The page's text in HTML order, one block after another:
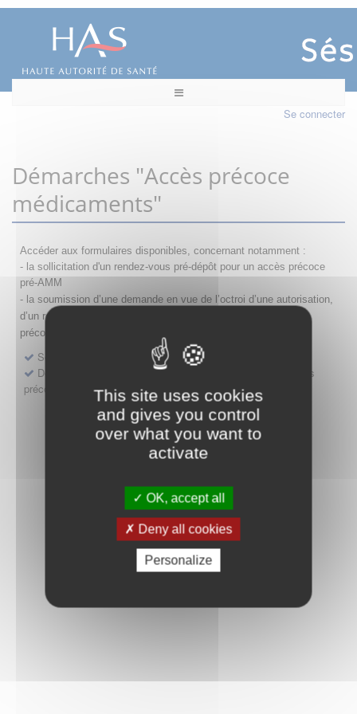
This site uses cookies
and gives you control
over what you want to
activate
OK, accept all
Deny all cookies
Personalize
Se connecter
Démarches "Accès précoce
médicaments"
Accéder aux formulaires disponibles, concernant notamment :
- la sollicitation d'un rendez-vous pré-dépôt pour un accès précoce
pré-AMM
- la soumission d’une demande en vue de l’octroi d’une autorisation,
d’un renouvellement, d’une modification ou d’un retrait d'accès
précoce
Sollicitation RDV pré-dépôt accès précoce pré-AMM
Déposer une demande ou faire évoluer une décision d'accès
précoce